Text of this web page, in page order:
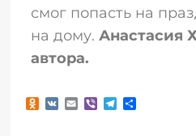
смог попасть на
на дому. Анастасия
автора.
Odnoklassniki
VKEmailViberTelegram
Отправить